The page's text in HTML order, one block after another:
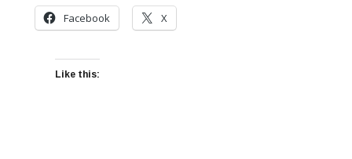
Facebook X
Like this: